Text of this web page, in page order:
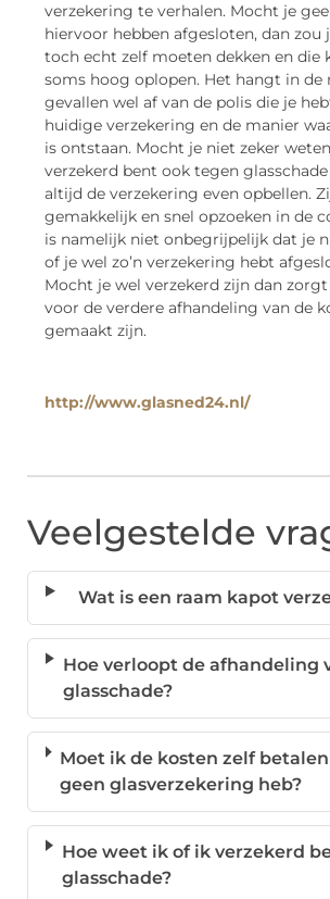
verzekering te verhalen. Mocht je
hiervoor hebben afgesloten, dan zou
toch echt zelf moeten dekken en die
soms hoog oplopen. Het hangt in de
gevallen wel af van de polis die je
huidige verzekering en de manier
is ontstaan. Mocht je niet zeker
verzekerd bent ook tegen
altijd de verzekering even opbellen.
gemakkelijk en snel opzoeken in de
is namelijk niet onbegrijpelijk dat je
of je wel zo’n verzekering hebt
Mocht je wel verzekerd zijn dan
voor de verdere afhandeling van de
gemaakt zijn.
http://www.glasned24.nl/
Veelgestelde
Wat is een raam kapot
Hoe verloopt de afhandeling
glasschade?
Moet ik de kosten zelf
geen glasverzekering heb?
Hoe weet ik of ik verzekerd
glasschade?